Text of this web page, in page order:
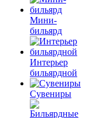
Мини-
бильярд
Интерьер
бильярдной
Сувениры